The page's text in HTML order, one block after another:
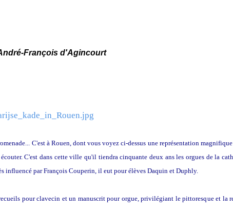
d'Agincourt
C'est à Rouen, dont vous voyez ci-dessus une représentation
C'est dans cette ville qu'il tiendra cinquante deux ans les orgues de la
influencé par François Couperin, il eut pour élèves Daquin et Duphly.
pour clavecin et un manuscrit pour orgue, privilégiant le pittoresque et la